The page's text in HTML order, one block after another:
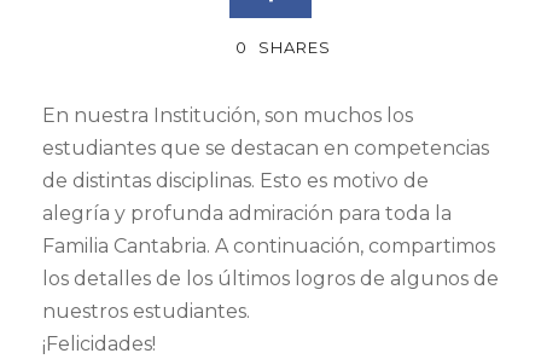
0 SHARES
En nuestra Institución, son muchos los
estudiantes que se destacan en competencias
de distintas disciplinas. Esto es motivo de
alegría y profunda admiración para toda la
Familia Cantabria. A continuación, compartimos
los detalles de los últimos logros de algunos de
nuestros estudiantes.
¡Felicidades!